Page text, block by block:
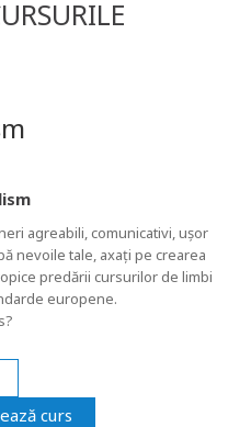
agreabili, comunicativi, ușor
nevoile tale, axați pe crearea
predării cursurilor de limbi
europene.
curs